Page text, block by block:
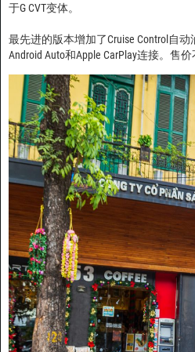
于G CVT变体。
最先进的版本增加了Cruise Control自
Android Auto和Apple CarPlay连接。售